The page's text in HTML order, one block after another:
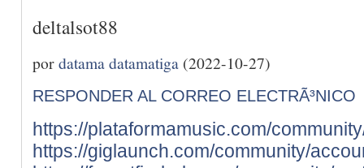
deltalsot88
pordatama datamatiga (2022-10-27)
RESPONDER AL CORREO ELECTRÃ³NICO
https://plataformamusic.com/
https://giglaunch.com/community/